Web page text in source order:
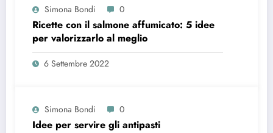
Simona Bondi 0
Ricette con il salmone affumicato: 5 idee
per valorizzarlo al meglio
6 Settembre 2022
Simona Bondi 0
Idee per servire gli antipasti